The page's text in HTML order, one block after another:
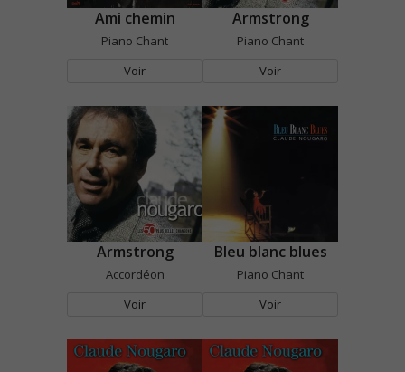
Ami chemin
Piano Chant
Voir
Armstrong
Piano Chant
Voir
Armstrong
Accordéon
Voir
Bleu blanc blues
Piano Chant
Voir